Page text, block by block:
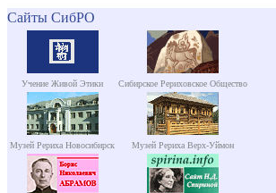
Сайты СибРО
Учение Живой Этики Сибирское Рериховское Общество
Музей Рериха Новосибирск Музей Рериха Верх-Уймон